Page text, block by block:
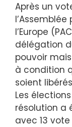
Après un
l’Europe
délégation
pouvoir
à condition
soient
Les
résolution a
avec 13